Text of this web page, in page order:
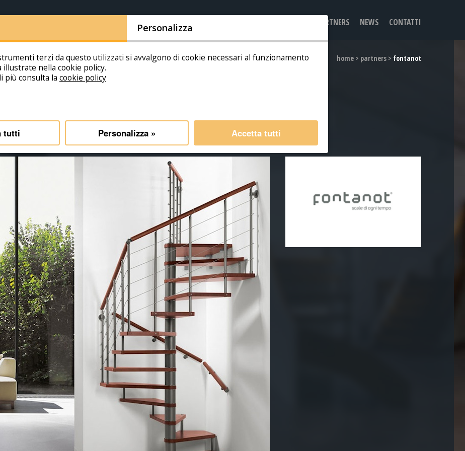
Personalizza
terzi da questo utilizzati si avvalgono di cookie necessari al funzionamento
nella cookie policy.
più consulta la cookie policy
tutti Personalizza » Accetta tutti
PARTNERS NEWS CONTATTI
home > partners > fontanot